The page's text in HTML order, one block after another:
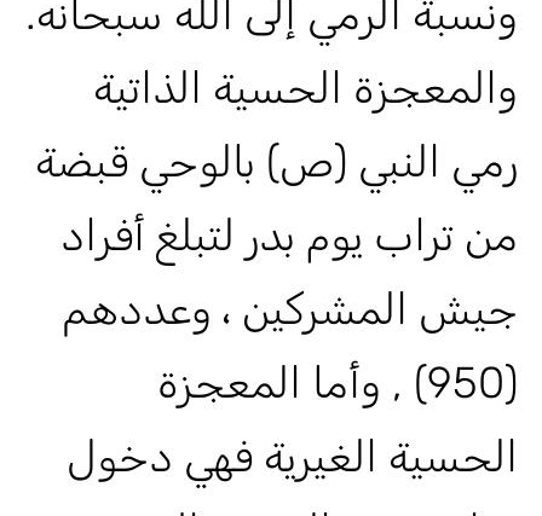
ونسبة الرمي إلى الله سبحانه.
والمعجزة الحسية الذاتية
رمي النبي (ص) بالوحي قبضة
من تراب يوم بدر لتبلغ أفراد
جيش المشركين ، وعددهم
(950) , وأما المعجزة
الحسية الغيرية فهي دخول